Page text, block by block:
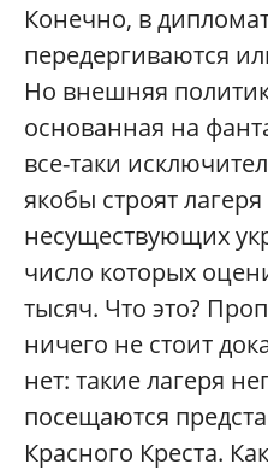
Конечно, в
передергиваются
Но внешняя
основанная на
все-таки
якобы строят лагеря
несуществующих
число которых
тысяч. Что это?
ничего не стоит
нет: такие лагеря
посещаются
Красного Креста.